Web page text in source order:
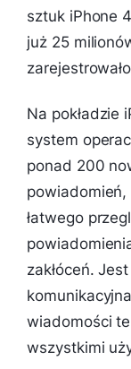
sztuk iPhone
już 25
Na pokładzie
system
ponad 200
łatwego
zakłóceń.
wiadomości
wszystkimi